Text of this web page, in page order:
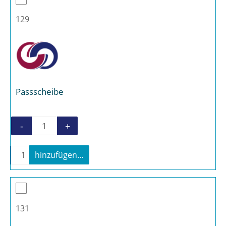
129
Passscheibe
Passscheibe Menge
- +
Passscheibe Menge
+
hinzufügen...
131